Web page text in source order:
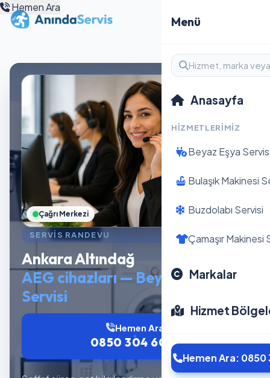
Menü
Anasayfa
HIZMETLERIMIZ
Beyaz Eşya
Bulaşık Makinesi
Buzdolabı Servisi
Çamaşır Makinesi
Markalar
Hizmet
Hemen Ara: 0850
Hemen Ara
SERVIS RANDEVU
Ankara Altındağ
AEG cihazları — Beyaz Eşya
Servisi
Hemen Ara
0850 304 6012
Çağrı Merkezi